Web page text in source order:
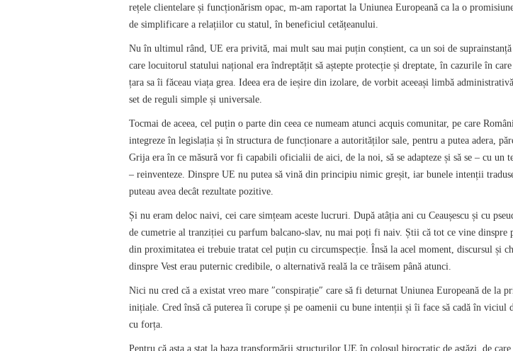
rețele clientelare și funcționărism opac, m-am raportat la Uniunea Europeană ca la o
de simplificare a relațiilor cu statul, în beneficiul cetățeanului.
Nu în ultimul rând, UE era privită, mai mult sau mai puțin conștient, ca un soi de suprainstanță
care locuitorul statului național era îndreptățit să aștepte protecție și dreptate, în cazurile în
țara sa îi făceau viața grea. Ideea era de ieșire din izolare, de vorbit aceeași limbă
set de reguli simple și universale.
Tocmai de aceea, cel puțin o parte din ceea ce numeam atunci acquis comunitar, pe care
integreze în legislația și în structura de funcționare a autorităților sale, pentru a putea adera,
Grija era în ce măsură vor fi capabili oficialii de aici, de la noi, să se adapteze și să se – cu un
– reinventeze. Dinspre UE nu putea să vină din principiu nimic greșit, iar bunele intenții
puteau avea decât rezultate pozitive.
Și nu eram deloc naivi, cei care simțeam aceste lucruri. După atâția ani cu Ceaușescu și cu
de cumetrie al tranziției cu parfum balcano-slav, nu mai poți fi naiv. Știi că tot ce vine dinspre
din proximitatea ei trebuie tratat cel puțin cu circumspecție. Însă la acel moment, discursul și
dinspre Vest erau puternic credibile, o alternativă reală la ce trăisem până atunci.
Nici nu cred că a existat vreo mare ″conspirație″ care să fi deturnat Uniunea Europeană de la
inițiale. Cred însă că puterea îi corupe și pe oamenii cu bune intenții și îi face să cadă în viciul
cu forța.
Pentru că asta a stat la baza transformării structurilor UE în colosul birocratic de astăzi, de care